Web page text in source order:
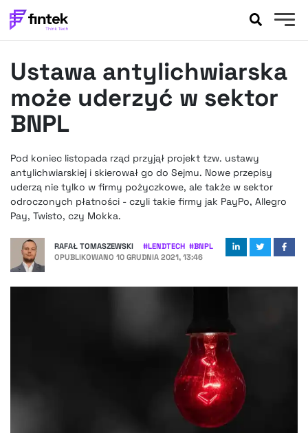
BANKOWOŚĆ
EVENTY
FELIETONY
WYWIADY
PODCASTY
FINTEKEXTRA
OKIEM EKSPERTA
Ustawa antylichwiarska
może uderzyć w sektor
BNPL
Pod koniec listopada rząd przyjął projekt tzw. ustawy
antylichwiarskiej i skierował go do Sejmu. Nowe przepisy
uderzą nie tylko w firmy pożyczkowe, ale także w sektor
odroczonych płatności - czyli takie firmy jak PayPo, Allegro
Pay, Twisto, czy Mokka.
RAFAŁ TOMASZEWSKI #LENDTECH #BNPL
OPUBLIKOWANO 10 GRUDNIA 2021, 13:46